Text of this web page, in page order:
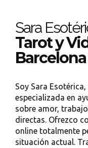
Sara
Tarot y
Barcelona
Soy Sara
especializada en
sobre amor,
directas. Ofrezco
online totalmente
situación actual.